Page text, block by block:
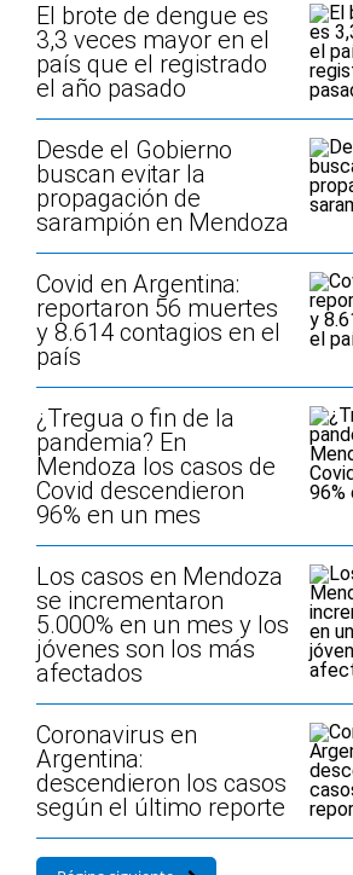
El brote de dengue es
3,3 veces mayor en el
país que el registrado
el año pasado
Desde el Gobierno
buscan evitar la
propagación de
sarampión en Mendoza
Covid en Argentina:
reportaron 56 muertes
y 8.614 contagios en el
país
¿Tregua o fin de la
pandemia? En
Mendoza los casos de
Covid descendieron
96% en un mes
Los casos en Mendoza
se incrementaron
5.000% en un mes y los
jóvenes son los más
afectados
Coronavirus en
Argentina:
descendieron los casos
según el último reporte